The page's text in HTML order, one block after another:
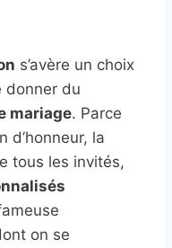
s’avère un choix
donner du
mariage. Parce
d’honneur, la
tous les invités,
on se